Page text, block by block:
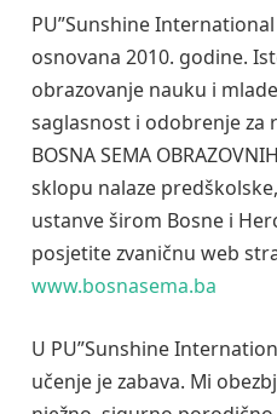
PU”Sunshine
osnovana 2010. godine.
obrazovanje nauku i
saglasnost i odobrenje za
BOSNA SEMA
sklopu nalaze
ustanve širom Bosne i
posjetite zvaničnu web
www.bosnasema.ba
U PU”Sunshine
učenje je zabava. Mi